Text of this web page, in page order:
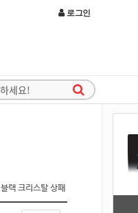
로그인
블랙 크리스탈 상패